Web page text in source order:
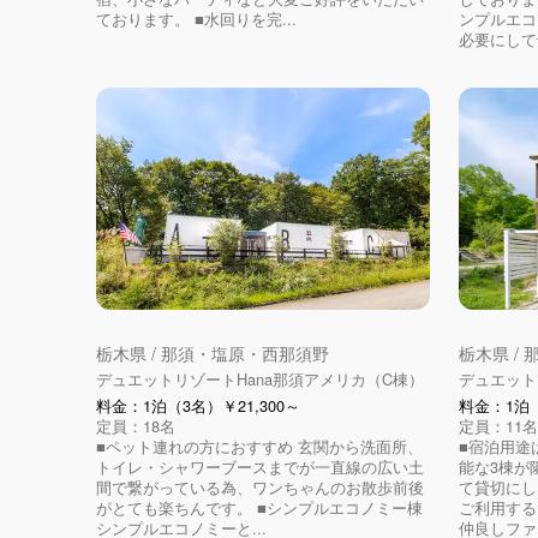
ております。 ■水回りを完...
ンプルエ
必要にし
栃木県 / 那須・塩原・西那須野
デュエットリゾートHana那須アメリカ（C棟）
料金：1泊（3名）￥21,300～
定員：18名
■ペット連れの方におすすめ 玄関から洗面所、
トイレ・シャワーブースまでが一直線の広い土
間で繋がっている為、ワンちゃんのお散歩前後
がとても楽ちんです。 ■シンプルエコノミー棟
シンプルエコノミーと...
栃木県 /
デュエッ
料金：1泊
定員：11名
■宿泊用途
能な3棟が
て貸切に
ご利用す
仲良しフ